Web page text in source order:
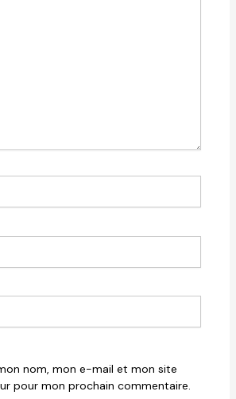
nom, mon e-mail et mon site
pour mon prochain commentaire.